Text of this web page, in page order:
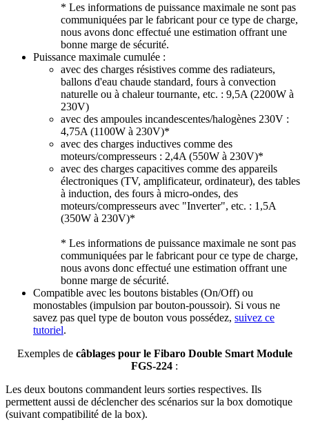
* Les informations de puissance maximale ne sont pas
communiquées par le fabricant pour ce type de charge,
nous avons donc effectué une estimation offrant une
bonne marge de sécurité.
Puissance maximale cumulée :
avec des charges résistives comme des radiateurs,
ballons d'eau chaude standard, fours à convection
naturelle ou à chaleur tournante, etc. : 9,5A (2200W à
230V)
avec des ampoules incandescentes/halogènes 230V :
4,75A (1100W à 230V)*
avec des charges inductives comme des
moteurs/compresseurs : 2,4A (550W à 230V)*
avec des charges capacitives comme des appareils
électroniques (TV, amplificateur, ordinateur), des tables
à induction, des fours à micro-ondes, des
moteurs/compresseurs avec "Inverter", etc. : 1,5A
(350W à 230V)*
* Les informations de puissance maximale ne sont pas
communiquées par le fabricant pour ce type de charge,
nous avons donc effectué une estimation offrant une
bonne marge de sécurité.
Compatible avec les boutons bistables (On/Off) ou
monostables (impulsion par bouton-poussoir). Si vous ne
savez pas quel type de bouton vous possédez, suivez ce
tutoriel.
Exemples de câblages pour le Fibaro Double Smart Module
FGS-224 :
Les deux boutons commandent leurs sorties respectives. Ils
permettent aussi de déclencher des scénarios sur la box domotique
(suivant compatibilité de la box).